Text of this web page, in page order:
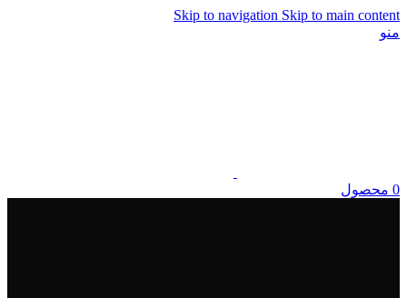
Skip to navigation Skip to main content
منو
0 محصول